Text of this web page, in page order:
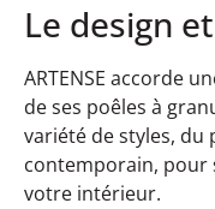
Le design
ARTENSE accorde
de ses poêles à
variété de styles, du
contemporain, pour
votre intérieur.